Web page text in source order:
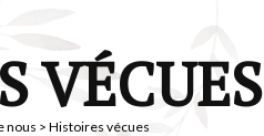
VÉCUES
nous > Histoires vécues